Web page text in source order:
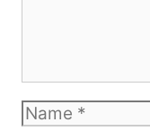
Name